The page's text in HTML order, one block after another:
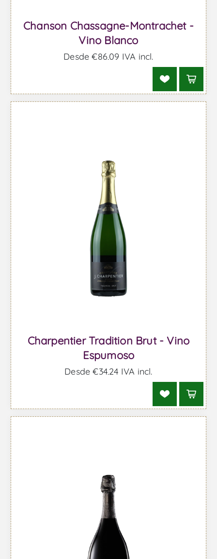
Chanson Chassagne-Montrachet -
Vino Blanco
Desde €86,09 IVA incl.
Charpentier Tradition Brut - Vino
Espumoso
Desde €34,24 IVA incl.